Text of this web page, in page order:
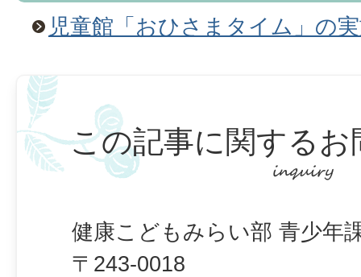
児童館「おひさまタイム」の
この記事に関するお
健康こどもみらい部 青少年
〒243-0018